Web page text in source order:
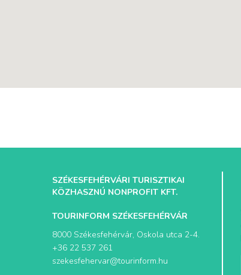
SZÉKESFEHÉRVÁRI TURISZTIKAI
KÖZHASZNÚ NONPROFIT KFT.
TOURINFORM SZÉKESFEHÉRVÁR
8000 Székesfehérvár, Oskola utca 2-4.
+36 22 537 261
szekesfehervar@tourinform.hu